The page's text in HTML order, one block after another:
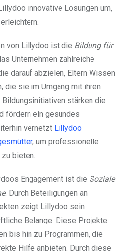
innovative Lösungen um,
von Lillydoo ist die Bildung für
Unternehmen zahlreiche
darauf abzielen, Eltern Wissen
die sie im Umgang mit ihren
Bildungsinitiativen stärken die
fördern ein gesundes
vernetzt Lillydoo
, um professionelle
bieten.
Engagement ist die Soziale
. Durch Beteiligungen an
zeigt Lillydoo sein
Belange. Diese Projekte
bis hin zu Programmen, die
Hilfe anbieten. Durch diese